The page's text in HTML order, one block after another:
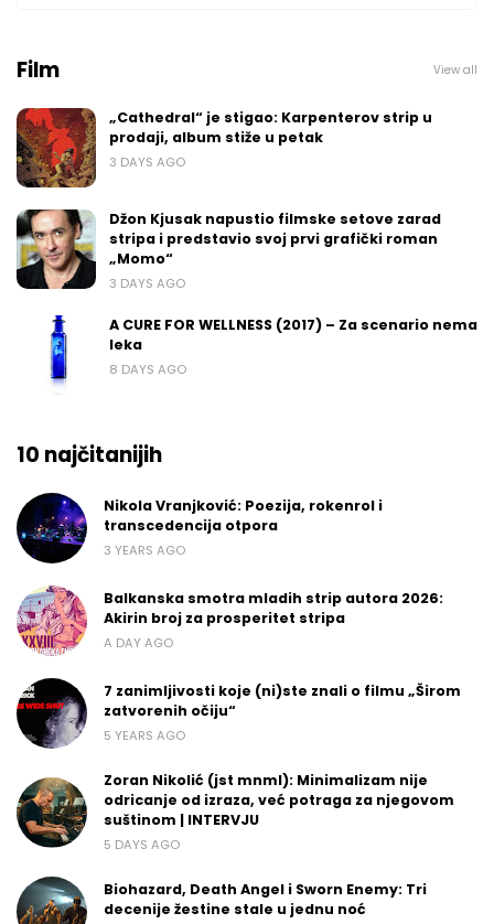
Film View all
„Cathedral“ je stigao: Karpenterov strip u
prodaji, album stiže u petak
3 DAYS AGO
Džon Kjusak napustio filmske setove zarad
stripa i predstavio svoj prvi grafički roman
„Momo“
3 DAYS AGO
A CURE FOR WELLNESS (2017) – Za scenario nema
leka
8 DAYS AGO
10 najčitanijih
Nikola Vranjković: Poezija, rokenrol i
transcedencija otpora
3 YEARS AGO
Balkanska smotra mladih strip autora 2026:
Akirin broj za prosperitet stripa
A DAY AGO
7 zanimljivosti koje (ni)ste znali o filmu „Širom
zatvorenih očiju“
5 YEARS AGO
Zoran Nikolić (jst mnml): Minimalizam nije
odricanje od izraza, već potraga za njegovom
suštinom | INTERVJU
5 DAYS AGO
Biohazard, Death Angel i Sworn Enemy: Tri
decenije žestine stale u jednu noć